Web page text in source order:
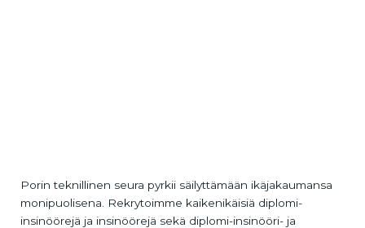
Porin teknillinen seura pyrkii säilyttämään ikäjakaumansa
monipuolisena. Rekrytoimme kaikenikäisiä diplomi-
insinöörejä ja insinöörejä sekä diplomi-insinööri- ja